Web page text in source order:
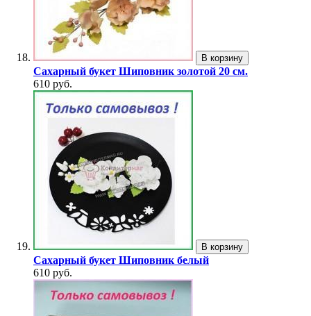
В корзину
Сахарный букет Шиповник золотой 20 см.
610 руб.
В корзину
Сахарный букет Шиповник белый
610 руб.